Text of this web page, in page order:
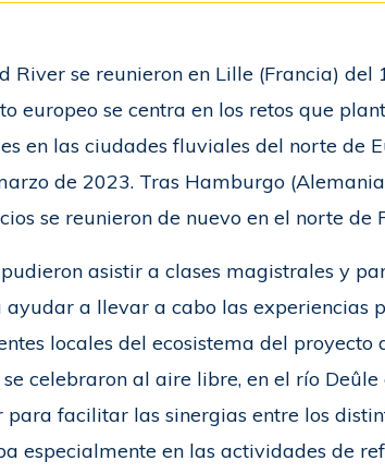
River se reunieron en Lille (Francia) del
europeo se centra en los retos que
en las ciudades fluviales del norte de
de 2023. Tras Hamburgo
se reunieron de nuevo en el norte de
asistir a clases magistrales y
a llevar a cabo las experiencias
locales del ecosistema del proyecto
celebraron al aire libre, en el río Deûle
facilitar las sinergias entre los
especialmente en las actividades de